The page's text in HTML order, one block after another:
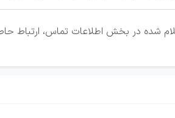
در بخش اطلاعات تماس، ارتباط حاصل